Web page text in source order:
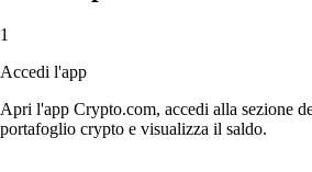
1
Accedi l'app
Apri l'app Crypto.com, accedi alla sezione
portafoglio crypto e visualizza il saldo.